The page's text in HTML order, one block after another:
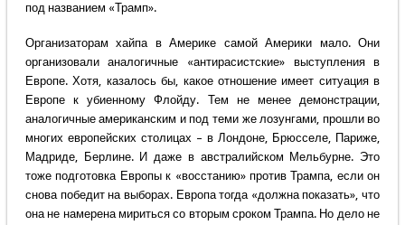
под названием «Трамп».
Организаторам хайпа в Америке самой Америки мало. Они
организовали аналогичные «антирасистские» выступления в
Европе. Хотя, казалось бы, какое отношение имеет ситуация в
Европе к убиенному Флойду. Тем не менее демонстрации,
аналогичные американским и под теми же лозунгами, прошли во
многих европейских столицах – в Лондоне, Брюсселе, Париже,
Мадриде, Берлине. И даже в австралийском Мельбурне. Это
тоже подготовка Европы к «восстанию» против Трампа, если он
снова победит на выборах. Европа тогда «должна показать», что
она не намерена мириться со вторым сроком Трампа. Но дело не